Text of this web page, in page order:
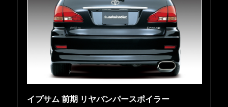
イプサム 前期 リヤバンパースポイラー